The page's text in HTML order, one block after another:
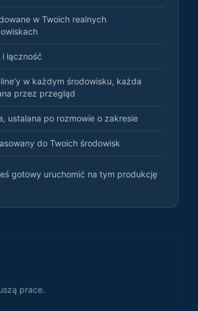
w Twoich realnych
i łączność
w każdym środowisku, każda
przez przegląd
ustalana po rozmowie o zakresie
do Twoich środowisk
gotowy uruchomić na tym produkcję
prace.